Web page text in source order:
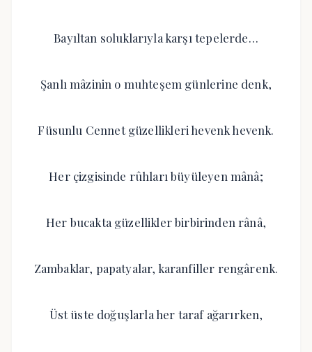
Bayıltan soluklarıyla karşı tepelerde…
Şanlı mâzinin o muhteşem günlerine denk,
Füsunlu Cennet güzellikleri hevenk hevenk.
Her çizgisinde rûhları büyüleyen mânâ;
Her bucakta güzellikler birbirinden rânâ,
Zambaklar, papatyalar, karanfiller rengârenk.
Üst üste doğuşlarla her taraf ağarırken,